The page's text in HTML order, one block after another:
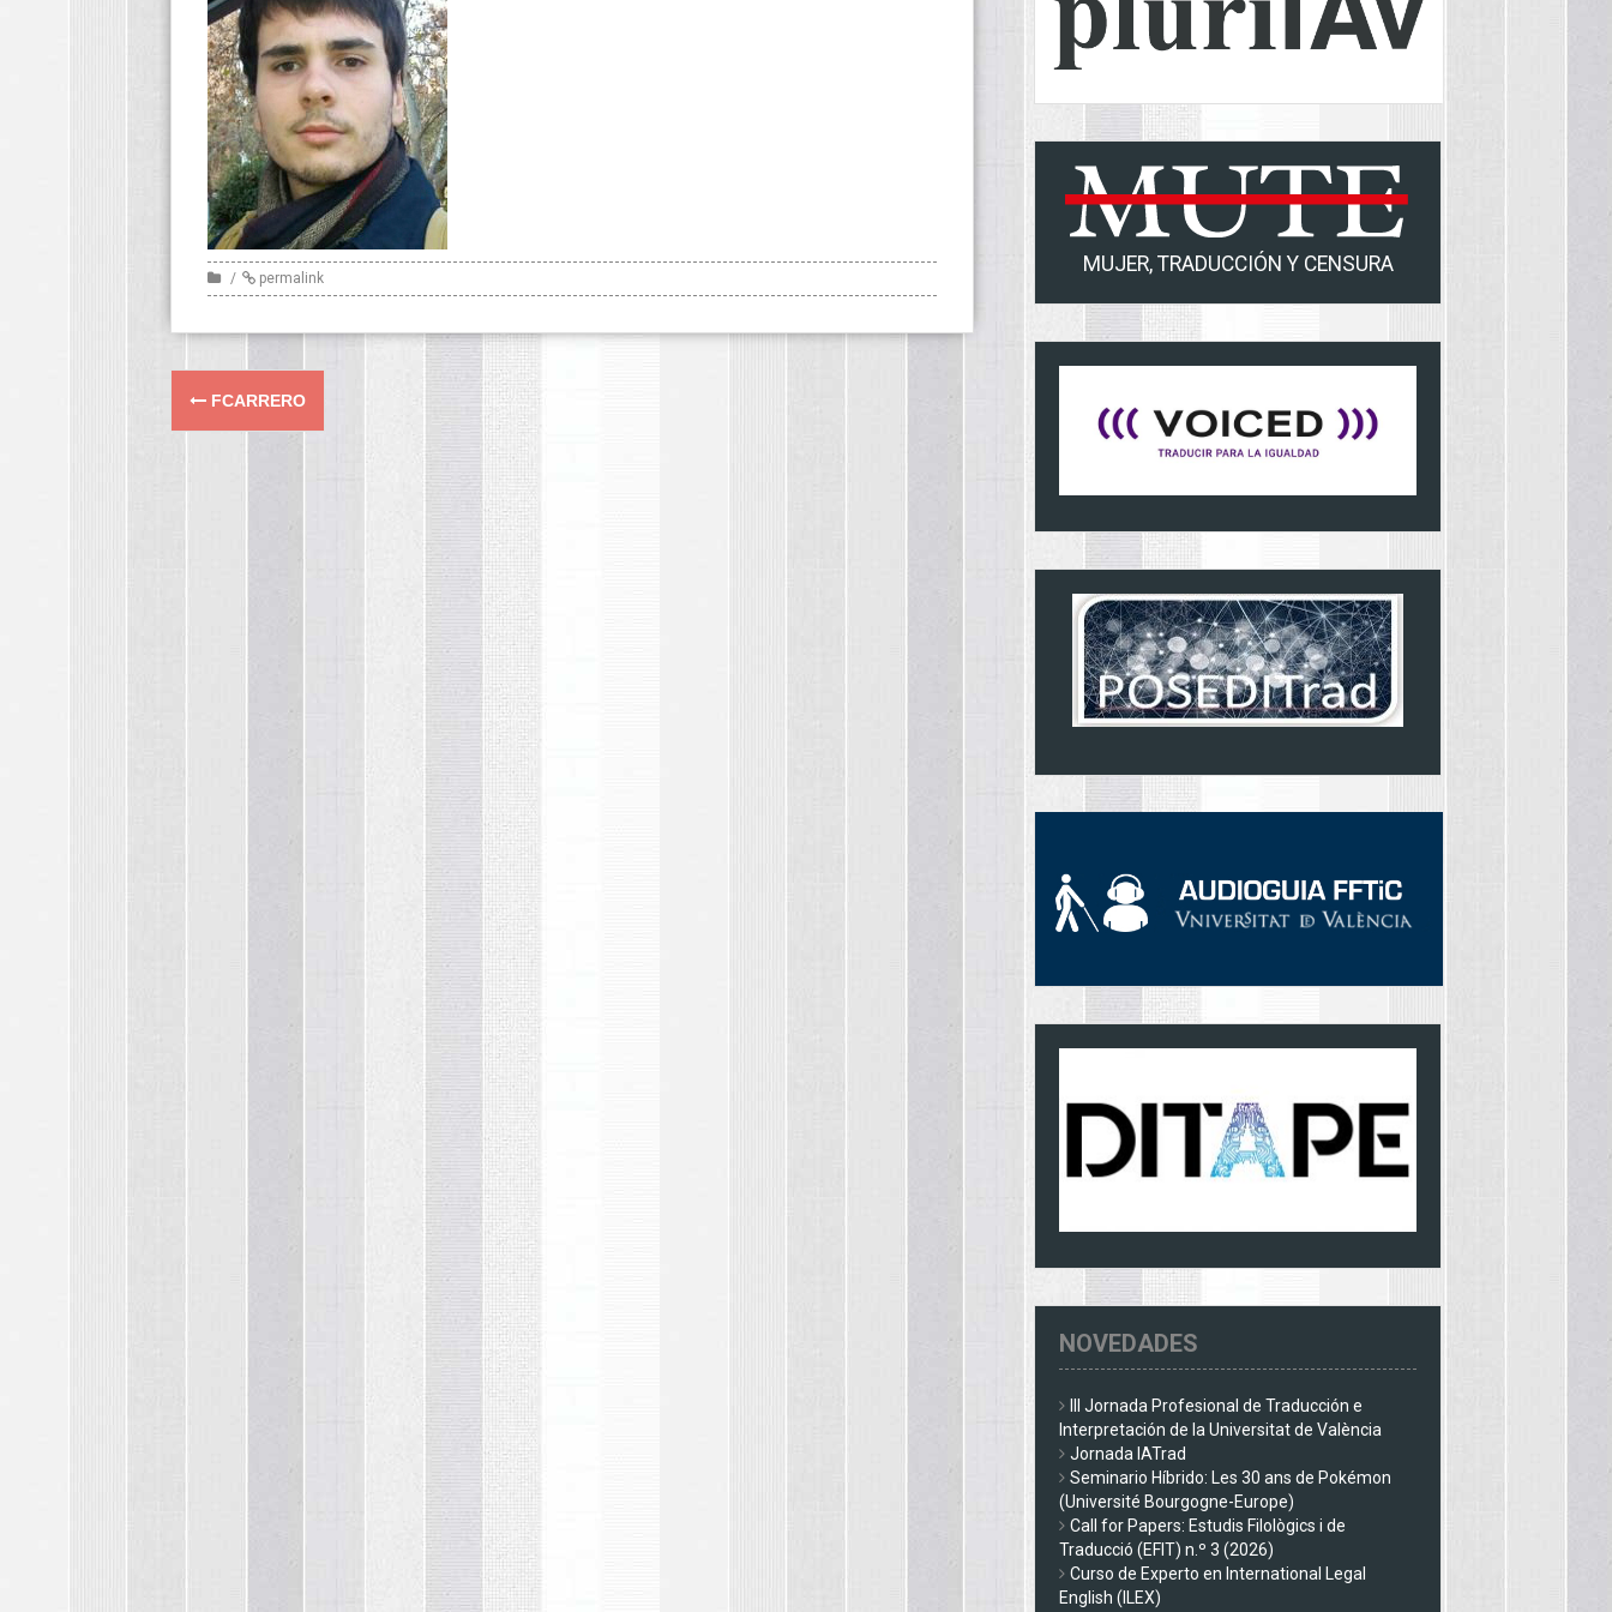
permalink
Post
navigation
FCARRERO
MUJER, TRADUCCIÓN Y CENSURA
NOVEDADES
III Jornada Profesional de Traducción e
Interpretación de la Universitat de València
Jornada IATrad
Seminario Híbrido: Les 30 ans de Pokémon
(Université Bourgogne-Europe)
Call for Papers: Estudis Filològics i de
Traducció (EFIT) n.º 3 (2026)
Curso de Experto en International Legal
English (ILEX)